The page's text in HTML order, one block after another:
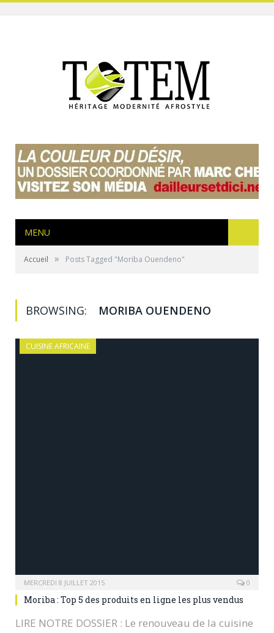
MENU
Accueil » Posts Tagged "Moriba Ouendeno"
BROWSING: MORIBA OUENDENO
CUISINE AFRICAINE
MERCREDI 8 JUILLET 2015 0
Moriba : Top 5 des produits en ligne les plus vendus
LIRE NOTRE DOSSIER : Le renouveau de la cuisine